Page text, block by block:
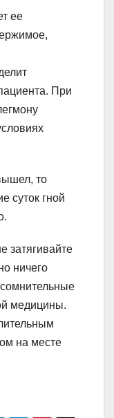
ее
При
то
суток гной
затягивайте
ничего
медицины.
на месте